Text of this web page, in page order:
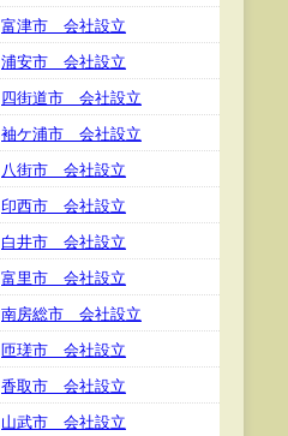
富津市 会社設立
浦安市 会社設立
四街道市 会社設立
袖ケ浦市 会社設立
八街市 会社設立
印西市 会社設立
白井市 会社設立
富里市 会社設立
南房総市 会社設立
匝瑳市 会社設立
香取市 会社設立
山武市 会社設立